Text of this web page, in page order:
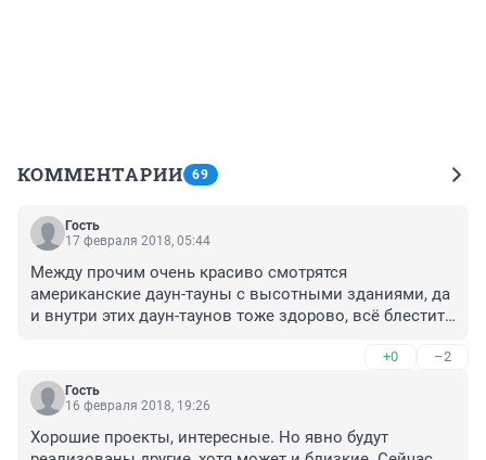
КОММЕНТАРИИ 69
Гость
17 февраля 2018, 05:44
Между прочим очень красиво смотрятся
американские даун-тауны с высотными зданиями, да
и внутри этих даун-таунов тоже здорово, всё блестит
+0 –2
Гость
16 февраля 2018, 19:26
Хорошие проекты, интересные. Но явно будут